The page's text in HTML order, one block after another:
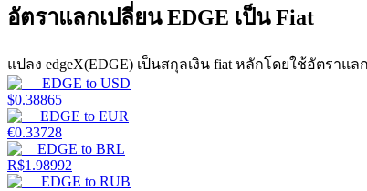
พาวเวอร์พิกกี้
รับรางวัลการแข่งขันทุกวัน
อัตราแลกเปลี่ยน EDGE เป็น Fiat
แปลง edgeX(EDGE) เป็นสกุลเงิน fiat หลักโดยใช้อัตราแล
EDGE to USD
$0.38865
EDGE to EUR
€0.33728
EDGE to BRL
R$1.98992
EDGE to RUB